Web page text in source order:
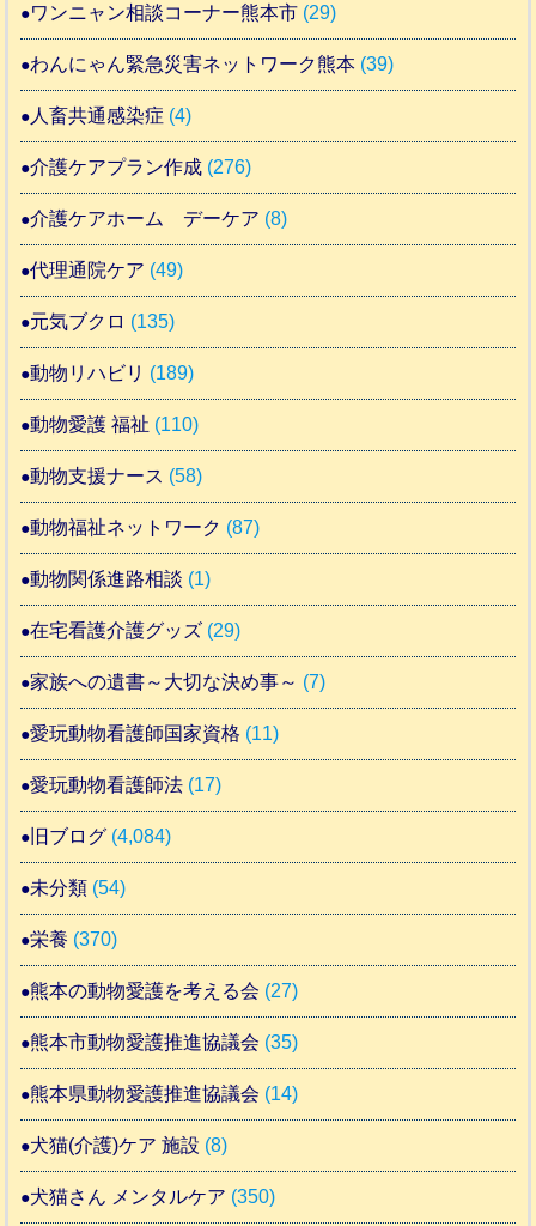
ワンニャン相談コーナー熊本市 (29)
わんにゃん緊急災害ネットワーク熊本 (39)
人畜共通感染症 (4)
介護ケアプラン作成 (276)
介護ケアホーム デーケア (8)
代理通院ケア (49)
元気ブクロ (135)
動物リハビリ (189)
動物愛護 福祉 (110)
動物支援ナース (58)
動物福祉ネットワーク (87)
動物関係進路相談 (1)
在宅看護介護グッズ (29)
家族への遺書～大切な決め事～ (7)
愛玩動物看護師国家資格 (11)
愛玩動物看護師法 (17)
旧ブログ (4,084)
未分類 (54)
栄養 (370)
熊本の動物愛護を考える会 (27)
熊本市動物愛護推進協議会 (35)
熊本県動物愛護推進協議会 (14)
犬猫(介護)ケア 施設 (8)
犬猫さん メンタルケア (350)